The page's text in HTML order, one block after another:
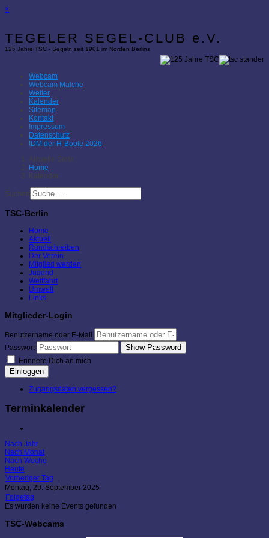
×
TEGELER SEGEL-CLUB e.V.
125 Jahre TSC - Segeln seit 1901 im Norden Berlins
Webcam
Webcam Malche
Wetter
Kalender
Sitemap
Kontakt
Impressum
Datenschutz
IDM der H-Boote 2026
Aktuelle Seite:
Home
Kalender
Suchen
TSC-Berlin
Home
Aktuell
Rundschreiben
Der Verein
Mitglied werden
Jugend
Wettfahrt
Umwelt
Links
Mitglieder-Login
Benutzername oder E-Mail
Passwort
Show Password
Erinnere Dich an mich
Einloggen
Zugangsdaten vergessen?
Terminkalender
Nach Jahr
Nach Monat
Nach Woche
Heute
Vorheriger Tag
Montag, 29. September 2025
Folgetag
Es wurden keine Events gefunden
TSC-Webcams